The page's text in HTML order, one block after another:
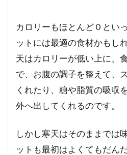
カロリーもほとんど０とい
ットには最適の食材かもし
天はカロリーが低い上に、
で、お腹の調子を整えて、
くれたり、糖や脂質の吸収
外へ出してくれるのです。
しかし寒天はそのままでは
ットも最初はよくてもだん